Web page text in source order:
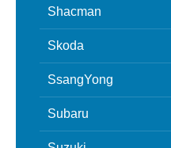
Shacman
Skoda
SsangYong
Subaru